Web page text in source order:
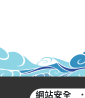
網站安全
·